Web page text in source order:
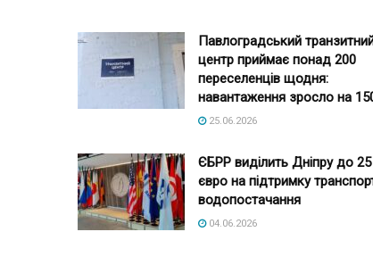
Павлоградський
центр приймає понад 200
переселенців щодня:
навантаження зросло на
25.06.2026
ЄБРР виділить Дніпру до
євро на підтримку
водопостачання
04.06.2026